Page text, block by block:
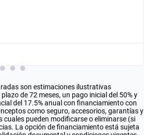
son estimaciones ilustrativas
de 72 meses, un pago inicial del 50% y
del 17.5% anual con financiamiento con
como seguro, accesorios, garantías y
cuales pueden modificarse o eliminarse (si
La opción de financiamiento está sujeta